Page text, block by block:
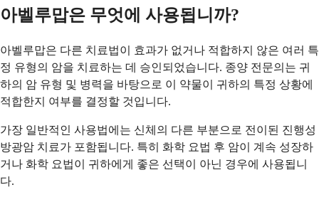
아벨루맙은 무엇에 사용됩니까?
아벨루맙은 다른 치료법이 효과가 없거나 적합하지 않은 여러 특
정 유형의 암을 치료하는 데 승인되었습니다. 종양 전문의는 귀
하의 암 유형 및 병력을 바탕으로 이 약물이 귀하의 특정 상황에
적합한지 여부를 결정할 것입니다.
가장 일반적인 사용법에는 신체의 다른 부분으로 전이된 진행성
방광암 치료가 포함됩니다. 특히 화학 요법 후 암이 계속 성장하
거나 화학 요법이 귀하에게 좋은 선택이 아닌 경우에 사용됩니
다.